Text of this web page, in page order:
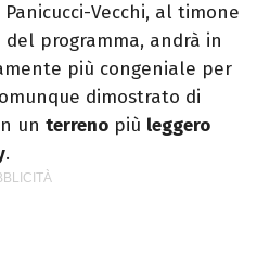
Vecchi, al timone
programma, andrà in
più congeniale per
dimostrato di
un terreno più leggero
.